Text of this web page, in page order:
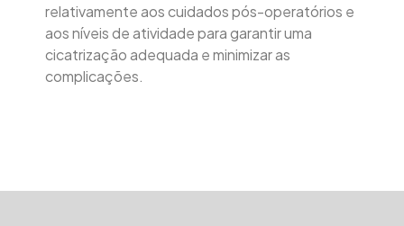
relativamente aos cuidados pós-operatórios e
aos níveis de atividade para garantir uma
cicatrização adequada e minimizar as
complicações.